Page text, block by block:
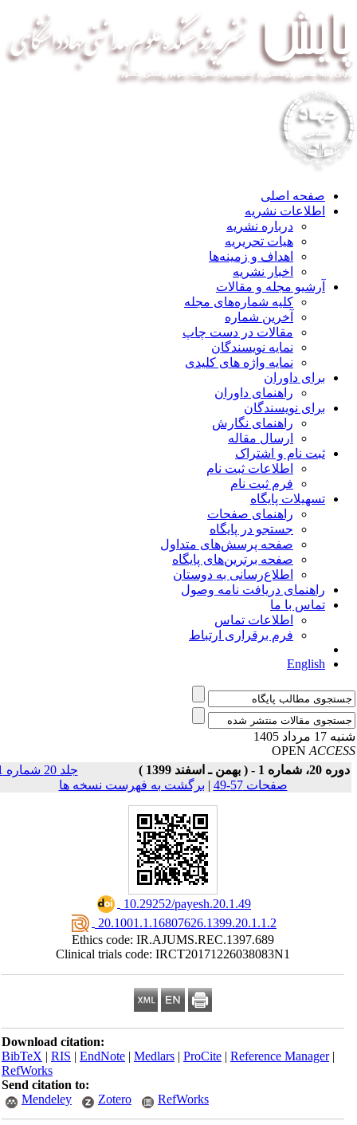
صفحه اصلی
اطلاعات نشریه
درباره نشریه
هیات تحریریه
اهداف و زمینه‌ها
اخبار نشریه
آرشیو مجله و مقالات
کلیه شماره‌های مجله
آخرین شماره
مقالات در دست چاپ
نمایه نویسندگان
نمایه واژه های کلیدی
برای داوران
راهنمای داوران
برای نویسندگان
راهنمای نگارش
ارسال مقاله
ثبت نام و اشتراک
اطلاعات ثبت نام
فرم ثبت نام
تسهیلات پایگاه
راهنمای صفحات
جستجو در پایگاه
صفحه پرسش‌های متداول
صفحه برترین‌های پایگاه
اطلاع‌رسانی به دوستان
راهنمای دریافت نامه وصول
تماس با ما
اطلاعات تماس
فرم برقراری ارتباط
English
مرداد 1405
OPEN
شماره 1 - ( بهمن ـ اسفند 1399 )
جلد 20 شماره 1
صفحات 57-49
|برگشت به فهرست نسخه ها
‎ 10.29252/payesh.20.1.49
‎ 20.1001.1.16807626.1399.20.1.1.2
Ethics code: IR.AJUMS.REC.1397.689
Clinical trials code: IRCT20171226038083N1
Download citation:
BibTeX|RIS|EndNote|Medlars|ProCite|Reference Manager
RefWorks
Send citation to:
Mendeley
Zotero RefWorks